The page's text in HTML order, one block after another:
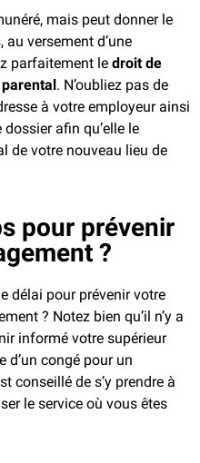
mais peut donner le
versement d’une
parfaitement le droit de
. N’oubliez pas de
à votre employeur ainsi
dossier afin qu’elle le
de votre nouveau lieu de
pour prévenir
?
délai pour prévenir votre
? Notez bien qu’il n’y a
informé votre supérieur
d’un congé pour un
conseillé de s’y prendre à
le service où vous êtes